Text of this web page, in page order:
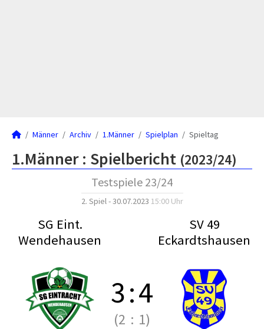
Männer Archiv 1.Männer Spielplan Spieltag
1.Männer : Spielbericht (2023/24)
Testspiele 23/24
2. Spiel - 30.07.2023 15:00 Uhr
SG Eint.
Wendehausen
SV 49
Eckardtshausen
3:4
(2 : 1)